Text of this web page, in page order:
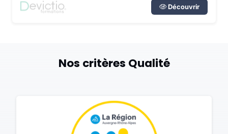
la gestion des périphériques, la création de scénarios et la
Découvrir
Nos critères Qualité